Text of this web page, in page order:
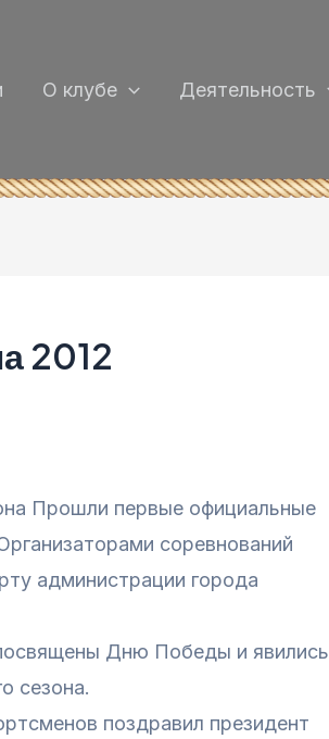
О клубе Деятельность
2012
Прошли первые официальные
соревнований
администрации города
Дню Победы и явились
сезона.
поздравил президент